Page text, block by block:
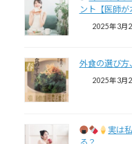
ント【医師が
2025年3月
外食の選び方
2025年3月
実は